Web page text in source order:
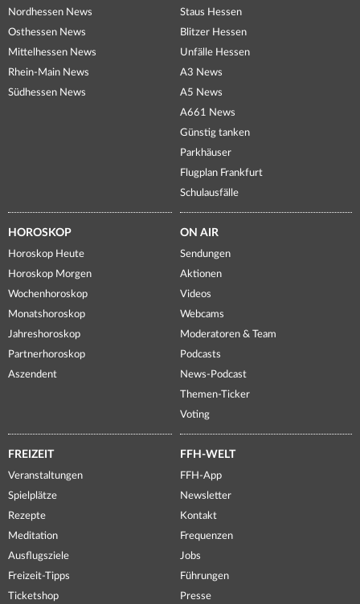
Nordhessen News
Osthessen News
Mittelhessen News
Rhein-Main News
Südhessen News
Staus Hessen
Blitzer Hessen
Unfälle Hessen
A3 News
A5 News
A661 News
Günstig tanken
Parkhäuser
Flugplan Frankfurt
Schulausfälle
HOROSKOP
Horoskop Heute
Horoskop Morgen
Wochenhoroskop
Monatshoroskop
Jahreshoroskop
Partnerhoroskop
Aszendent
ON AIR
Sendungen
Aktionen
Videos
Webcams
Moderatoren & Team
Podcasts
News-Podcast
Themen-Ticker
Voting
FREIZEIT
Veranstaltungen
Spielplätze
Rezepte
Meditation
Ausflugsziele
Freizeit-Tipps
Ticketshop
FFH-WELT
FFH-App
Newsletter
Kontakt
Frequenzen
Jobs
Führungen
Presse